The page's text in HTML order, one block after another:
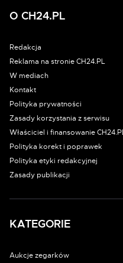
O CH24.PL
Redakcja
Reklama na stronie CH24.PL
W mediach
Kontakt
Polityka prywatności
Zasady korzystania z serwisu
Właściciel i finansowanie CH24.PL
Polityka korekt i poprawek
Polityka etyki redakcyjnej
Zasady publikacji
KATEGORIE
Aukcje zegarków